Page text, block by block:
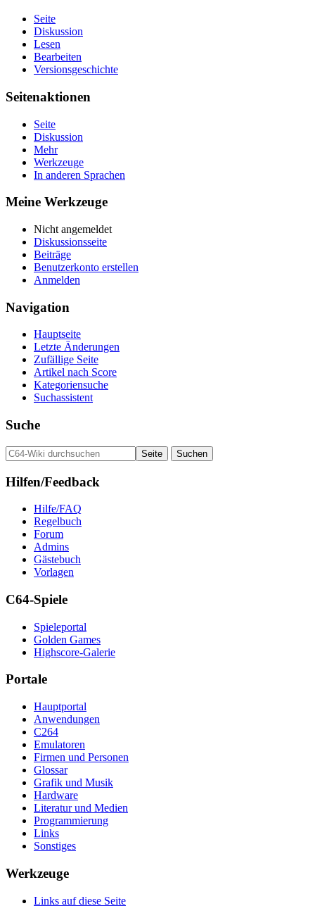
Seite
Diskussion
Lesen
Bearbeiten
Versionsgeschichte
Seitenaktionen
Seite
Diskussion
Mehr
Werkzeuge
In anderen Sprachen
Meine Werkzeuge
Nicht angemeldet
Diskussionsseite
Beiträge
Benutzerkonto erstellen
Anmelden
Navigation
Hauptseite
Letzte Änderungen
Zufällige Seite
Artikel nach Score
Kategoriensuche
Suchassistent
Suche
Hilfen/Feedback
Hilfe/FAQ
Regelbuch
Forum
Admins
Gästebuch
Vorlagen
C64-Spiele
Spieleportal
Golden Games
Highscore-Galerie
Portale
Hauptportal
Anwendungen
C264
Emulatoren
Firmen und Personen
Glossar
Grafik und Musik
Hardware
Literatur und Medien
Programmierung
Links
Sonstiges
Werkzeuge
Links auf diese Seite